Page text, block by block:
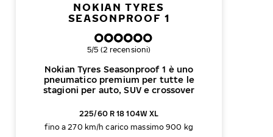
NOKIAN TYRES
SEASONPROOF 1
Nokian Tyres Seasonproof 1 è uno
pneumatico premium per tutte le
stagioni per auto, SUV e crossover
Valutazione complessiva
5/5 (2 recensioni)
225/60 R 18 104W XL
fino a 270 km/h carico massimo 900 kg